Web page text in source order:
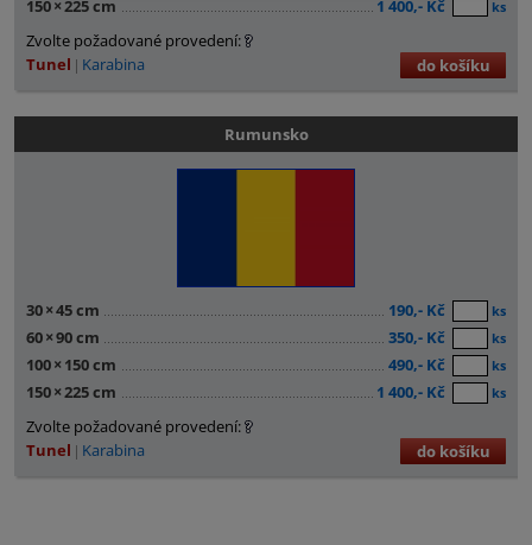
150×225 cm 1 400,- Kč ks
Zvolte požadované provedení:
Tunel
Karabina do košíku
Rumunsko
30×45 cm 190,- Kč ks
60×90 cm 350,- Kč ks
100× 150 cm 490,- Kč ks
150×225 cm 1 400,- Kč ks
Zvolte požadované provedení:
Tunel
Karabina do košíku